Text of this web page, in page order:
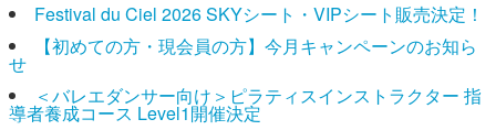
Festival du Ciel 2026 SKYシート・VIPシート販売決定！
【初めての方・現会員の方】今月キャンペーンのお知ら
せ
＜バレエダンサー向け＞ピラティスインストラクター 指
導者養成コース Level1開催決定